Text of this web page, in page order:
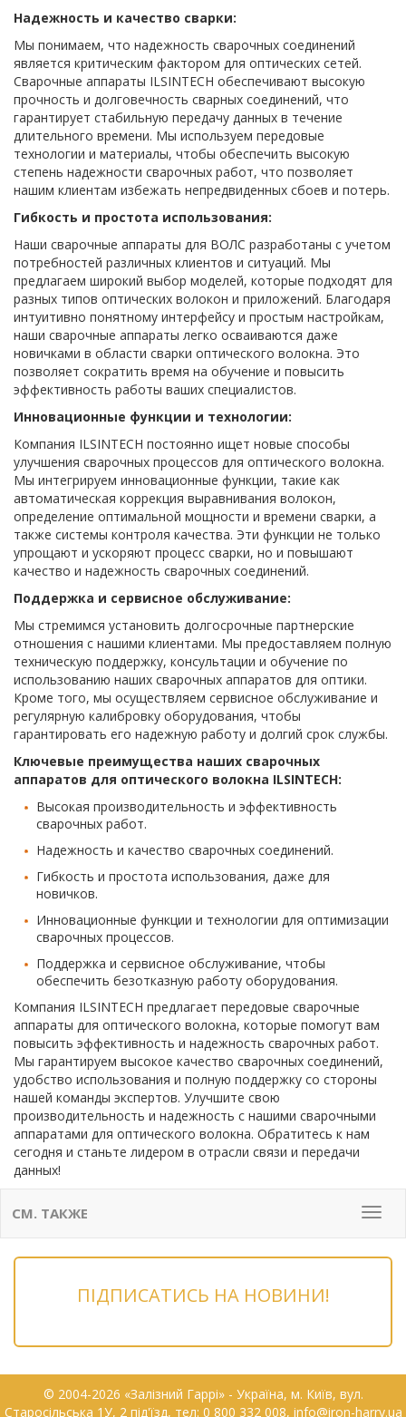
Надежность и качество сварки:
Мы понимаем, что надежность сварочных соединений
является критическим фактором для оптических сетей.
Сварочные аппараты ILSINTECH обеспечивают высокую
прочность и долговечность сварных соединений, что
гарантирует стабильную передачу данных в течение
длительного времени. Мы используем передовые
технологии и материалы, чтобы обеспечить высокую
степень надежности сварочных работ, что позволяет
нашим клиентам избежать непредвиденных сбоев и потерь.
Гибкость и простота использования:
Наши сварочные аппараты для ВОЛС разработаны с учетом
потребностей различных клиентов и ситуаций. Мы
предлагаем широкий выбор моделей, которые подходят для
разных типов оптических волокон и приложений. Благодаря
интуитивно понятному интерфейсу и простым настройкам,
наши сварочные аппараты легко осваиваются даже
новичками в области сварки оптического волокна. Это
позволяет сократить время на обучение и повысить
эффективность работы ваших специалистов.
Инновационные функции и технологии:
Компания ILSINTECH постоянно ищет новые способы
улучшения сварочных процессов для оптического волокна.
Мы интегрируем инновационные функции, такие как
автоматическая коррекция выравнивания волокон,
определение оптимальной мощности и времени сварки, а
также системы контроля качества. Эти функции не только
упрощают и ускоряют процесс сварки, но и повышают
качество и надежность сварочных соединений.
Поддержка и сервисное обслуживание:
Мы стремимся установить долгосрочные партнерские
отношения с нашими клиентами. Мы предоставляем полную
техническую поддержку, консультации и обучение по
использованию наших сварочных аппаратов для оптики.
Кроме того, мы осуществляем сервисное обслуживание и
регулярную калибровку оборудования, чтобы
гарантировать его надежную работу и долгий срок службы.
Ключевые преимущества наших сварочных
аппаратов для оптического волокна ILSINTECH:
Высокая производительность и эффективность
сварочных работ.
Надежность и качество сварочных соединений.
Гибкость и простота использования, даже для
новичков.
Инновационные функции и технологии для оптимизации
сварочных процессов.
Поддержка и сервисное обслуживание, чтобы
обеспечить безотказную работу оборудования.
Компания ILSINTECH предлагает передовые сварочные
аппараты для оптического волокна, которые помогут вам
повысить эффективность и надежность сварочных работ.
Мы гарантируем высокое качество сварочных соединений,
удобство использования и полную поддержку со стороны
нашей команды экспертов. Улучшите свою
производительность и надежность с нашими сварочными
аппаратами для оптического волокна. Обратитесь к нам
сегодня и станьте лидером в отрасли связи и передачи
данных!
Меню
СМ. ТАКЖЕ
ПІДПИСАТИСЬ НА НОВИНИ!
© 2004-2026 «Залізний Гаррі» - Українa, м. Київ, вул.
Старосільська 1У, 2 під'їзд, тел: 0 800 332 008, info@iron-harry.ua